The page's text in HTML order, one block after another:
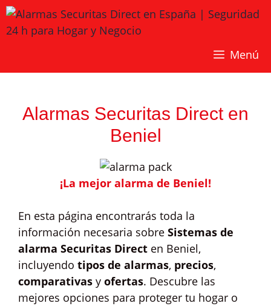
Saltar
al
contenido
Menú
Alarmas Securitas Direct en
Beniel
¡La mejor alarma de Beniel!
En esta página encontrarás toda la
información necesaria sobre Sistemas de
alarma Securitas Direct en Beniel,
incluyendo tipos de alarmas, precios,
comparativas y ofertas. Descubre las
mejores opciones para proteger tu hogar o